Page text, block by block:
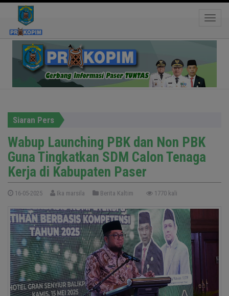
Wabup Launching PBK dan Non PBK Guna
Tingkatkan SDM Calon Tenaga Kerja di
Kabupaten Paser
Siaran Pers
Wabup Launching PBK dan Non PBK
Guna Tingkatkan SDM Calon Tenaga
Kerja di Kabupaten Paser
16-05-2025 Ika marsila Berita Kaltim 1770 kali